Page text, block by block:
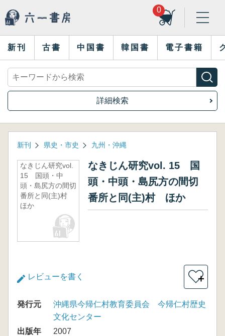
0
新刊 古書 中国書 韓国書 電子書籍
詳細検索
新刊 県史・市史 九州・沖縄
なきじん研究vol.
15 国頭・中
頭・島尻方の間切
番所と同(主)村
ほか
なきじん研究vol. 15 国
頭・中頭・島尻方の間切
番所と同(主)村 ほか
レビューを書く ＋
発行元
沖縄県今帰仁村教育委員会 今帰仁村歴史
文化センター
出版年
2007